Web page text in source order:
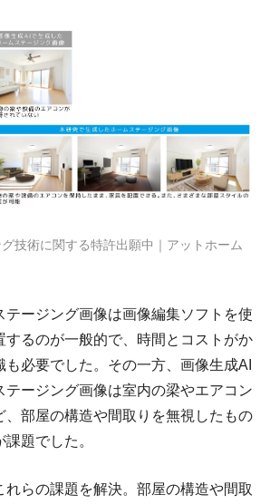
グ技術に関する特許出願中｜アットホーム
テージング画像は画像編集ソフトを使
するのが一般的で、時間とコストがか
必要でした。その一方、画像生成AI
テージング画像は室内の梁やエアコン
、部屋の構造や間取りを無視したもの
題でした。
れらの課題を解決。部屋の構造や間取